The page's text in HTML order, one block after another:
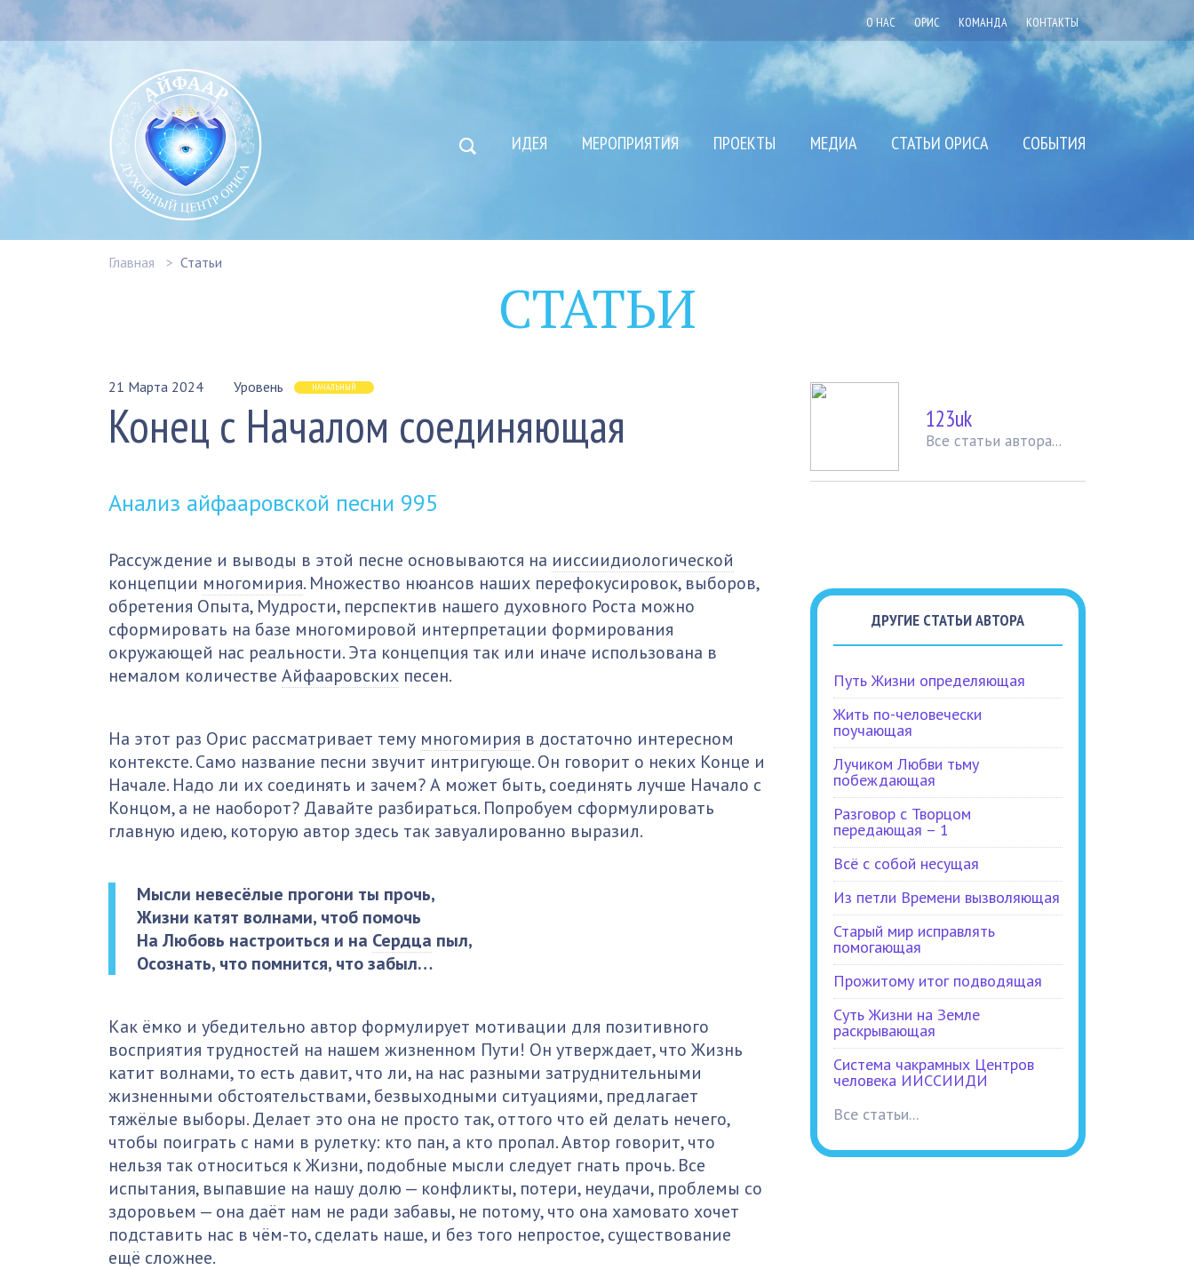
О НАС ОРИС КОМАНДА КОНТАКТЫ
ИДЕЯ МЕРОПРИЯТИЯ ПРОЕКТЫ МЕДИА СТАТЬИ ОРИСА СОБЫТИЯ
Главная Статьи
СТАТЬИ
21 Марта 2024 Уровень НАЧАЛЬНЫЙ
Конец с Началом соединяющая
Анализ айфааровской песни 995
Рассуждение и выводы в этой песне основываются на ииссиидиологической
концепции многомирия. Множество нюансов наших перефокусировок, выборов,
обретения Опыта, Мудрости, перспектив нашего духовного Роста можно
сформировать на базе многомировой интерпретации формирования
окружающей нас реальности. Эта концепция так или иначе использована в
немалом количестве Айфааровских песен.
На этот раз Орис рассматривает тему многомирия в достаточно интересном
контексте. Само название песни звучит интригующе. Он говорит о неких Конце и
Начале. Надо ли их соединять и зачем? А может быть, соединять лучше Начало с
Концом, а не наоборот? Давайте разбираться. Попробуем сформулировать
главную идею, которую автор здесь так завуалированно выразил.
Мысли невесёлые прогони ты прочь,
Жизни катят волнами, чтоб помочь
На Любовь настроиться и на Сердца пыл,
Осознать, что помнится, что забыл…
Как ёмко и убедительно автор формулирует мотивации для позитивного
восприятия трудностей на нашем жизненном Пути! Он утверждает, что Жизнь
катит волнами, то есть давит, что ли, на нас разными затруднительными
жизненными обстоятельствами, безвыходными ситуациями, предлагает
тяжёлые выборы. Делает это она не просто так, оттого что ей делать нечего,
чтобы поиграть с нами в рулетку: кто пан, а кто пропал. Автор говорит, что
нельзя так относиться к Жизни, подобные мысли следует гнать прочь. Все
испытания, выпавшие на нашу долю — конфликты, потери, неудачи, проблемы со
здоровьем — она даёт нам не ради забавы, не потому, что она хамовато хочет
подставить нас в чём-то, сделать наше, и без того непростое, существование
ещё сложнее.
123uk
Вcе статьи автора...
ДРУГИЕ СТАТЬИ АВТОРА
Путь Жизни определяющая
Жить по-человечески
поучающая
Лучиком Любви тьму
побеждающая
Разговор с Творцом
передающая – 1
Всё с собой несущая
Из петли Времени вызволяющая
Старый мир исправлять
помогающая
Прожитому итог подводящая
Суть Жизни на Земле
раскрывающая
Система чакрамных Центров
человека ИИССИИДИ
Все статьи...